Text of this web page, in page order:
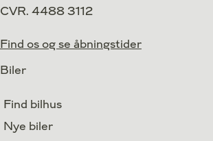
CVR. 4488 3112
Find os og se åbningstider
Biler
Find bilhus
Nye biler